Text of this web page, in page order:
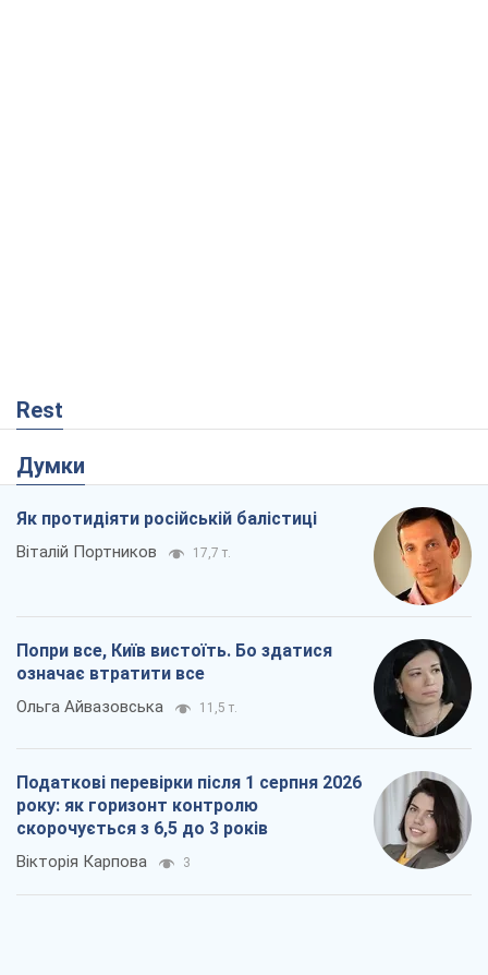
Rest
Думки
Як протидіяти російській балістиці
Віталій Портников 17,7 т.
Попри все, Київ вистоїть. Бо здатися
означає втратити все
Ольга Айвазовська 11,5 т.
Податкові перевірки після 1 серпня 2026
року: як горизонт контролю
скорочується з 6,5 до 3 років
Вікторія Карпова 3